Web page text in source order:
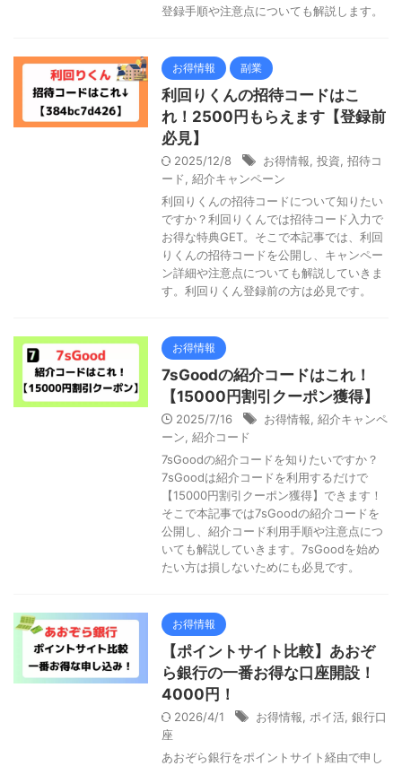
登録手順や注意点についても解説します。
お得情報 副業
利回りくんの招待コードはこ
れ！2500円もらえます【登録前
必見】
2025/12/8 お得情報 投資 招待コ
ード
紹介キャンペーン
利回りくんの招待コードについて知りたい
ですか？利回りくんでは招待コード入力で
お得な特典GET。そこで本記事では、利回
りくんの招待コードを公開し、キャンペー
ン詳細や注意点についても解説していきま
す。利回りくん登録前の方は必見です。
お得情報
7sGoodの紹介コードはこれ！
【15000円割引クーポン獲得】
2025/7/16 お得情報 紹介キャンペ
ーン 紹介コード
7sGoodの紹介コードを知りたいですか？
7sGoodは紹介コードを利用するだけで
【15000円割引クーポン獲得】できます！
そこで本記事では7sGoodの紹介コードを
公開し、紹介コード利用手順や注意点につ
いても解説していきます。7sGoodを始め
たい方は損しないためにも必見です。
お得情報
【ポイントサイト比較】あおぞ
ら銀行の一番お得な口座開設！
4000円！
2026/4/1 お得情報 ポイ活 銀行口
座
あおぞら銀行をポイントサイト経由で申し